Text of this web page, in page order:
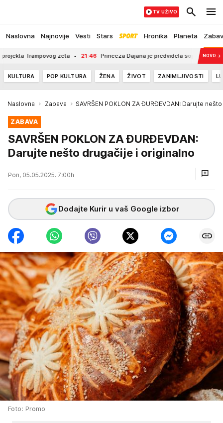
Naslovna Najnovije Vesti Stars Hronika Planeta
TV UŽIVO
Trampovog zeta 21:46 Princeza Dajana je predvidela sopstvenu NOVO →
KULTURA POP KULTURA ŽENA ŽIVOT ZANIMLJIVOSTI
Naslovna Zabava SAVRŠEN POKLON ZA ĐURĐEVDAN: Darujte
ZABAVA
SAVRŠEN POKLON ZA ĐURĐEVDAN:
Darujte nešto drugačije i originalno
Pon, 05.05.2025. 7:00h
Dodajte Kurir u vaš Google izbor
Foto: Promo